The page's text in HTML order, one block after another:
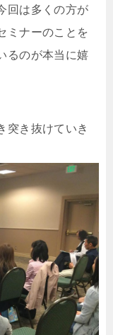
回は多くの方が
ミナーのことを
るのが本当に嬉
突き抜けていき